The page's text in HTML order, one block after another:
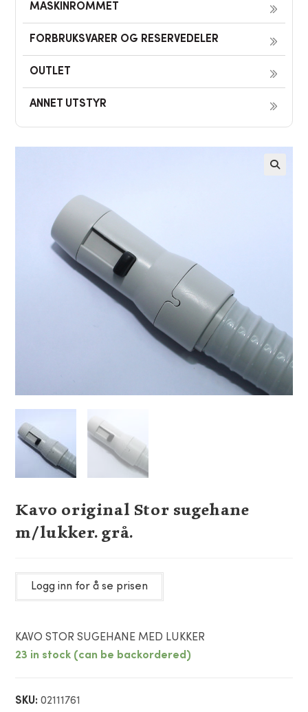
MASKINROMMET
FORBRUKSVARER OG RESERVEDELER
OUTLET
ANNET UTSTYR
Kavo original Stor sugehane
m/lukker. grå.
Logg inn for å se prisen
KAVO STOR SUGEHANE MED LUKKER
23 in stock (can be backordered)
SKU:02111761